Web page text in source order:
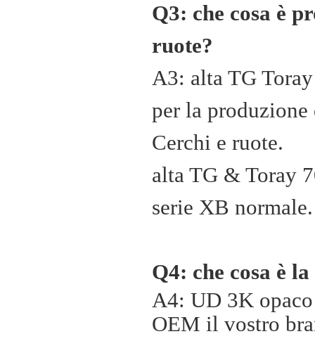
Q3: che cosa è
ruote?
A3: alta TG
per la
Cerchi e ruote.
alta TG & Toray
serie XB normale.
Q4: che cosa è
A4: UD 3K
OEM il vostro